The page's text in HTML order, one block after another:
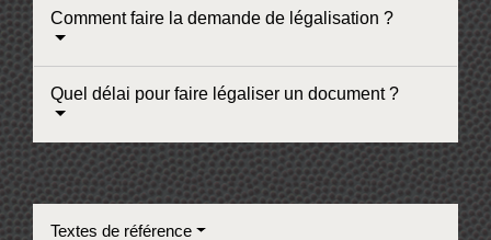
Comment faire la demande de légalisation ?
Quel délai pour faire légaliser un document ?
Textes de référence